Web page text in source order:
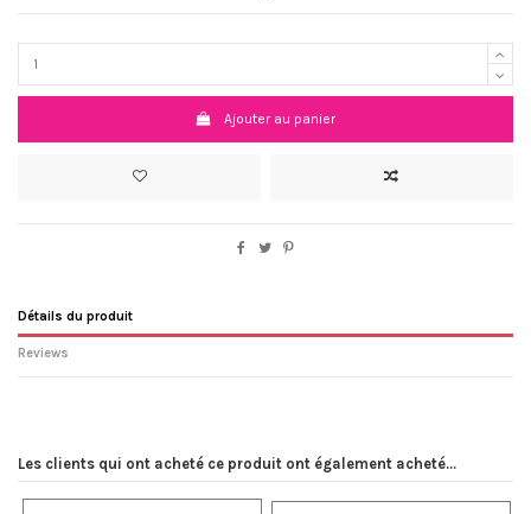
Ajouter au panier
Détails du produit
Reviews
Les clients qui ont acheté ce produit ont également acheté...